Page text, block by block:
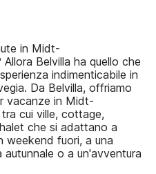
in Midt-
Belvilla ha quello che
indimenticabile in
Da Belvilla, offriamo
vacanze in Midt-
cui ville, cottage,
che si adattano a
weekend fuori, a una
o a un'avventura